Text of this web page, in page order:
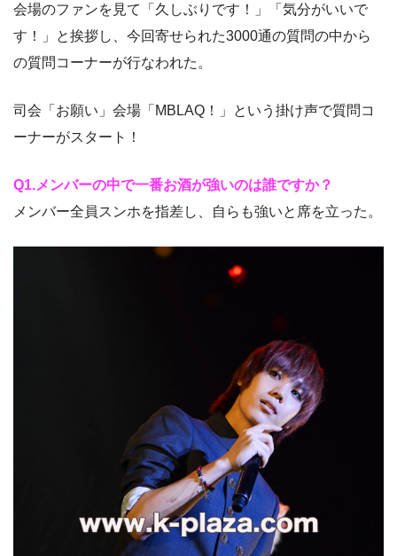
会場のファンを見て「久しぶりです！」「気分がいいで
す！」と挨拶し、今回寄せられた3000通の質問の中から
の質問コーナーが行なわれた。
司会「お願い」会場「MBLAQ！」という掛け声で質問コ
ーナーがスタート！
Q1.メンバーの中で一番お酒が強いのは誰ですか？
メンバー全員スンホを指差し、自らも強いと席を立った。